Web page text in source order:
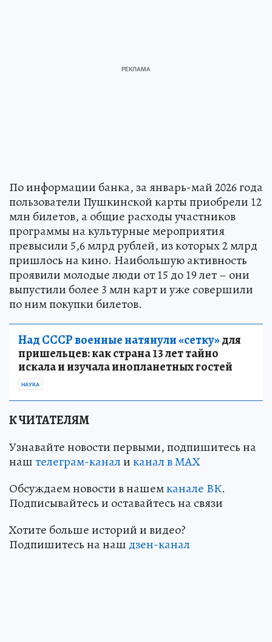
По информации банка, за январь-май 2026 года
пользователи Пушкинской карты приобрели 12
млн билетов, а общие расходы участников
программы на культурные мероприятия
превысили 5,6 млрд рублей, из которых 2 млрд
пришлось на кино. Наибольшую активность
проявили молодые люди от 15 до 19 лет – они
выпустили более 3 млн карт и уже совершили
по ним покупки билетов.
Над СССР военные натянули «сетку»для
пришельцев: как страна 13 лет тайно
искала и изучала инопланетных гостей
НАУКА
К ЧИТАТЕЛЯМ
Узнавайте новости первыми, подпишитесь на
наштелеграм-каналиканал в МАХ
Обсуждаем новости в нашемканале ВК.
Подписывайтесь и оставайтесь на связи
Хотите больше историй и видео?
Подпишитесь на наш дзен-канал